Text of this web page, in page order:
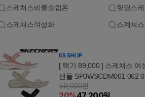
스케쳐스비쿨슬립온 핫딜스
스케쳐스여성화 스켸쳐
[ 택가 89,000 ] 스케쳐스 여
샌들 SP0WSCDM061 062
59,000원